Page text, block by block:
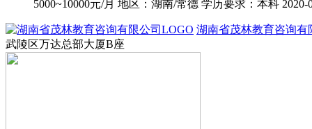
5000~10000元/月 地区：湖南/常德 学历要求：本科 2020-
湖南省茂林教育咨询有
武陵区万达总部大厦B座